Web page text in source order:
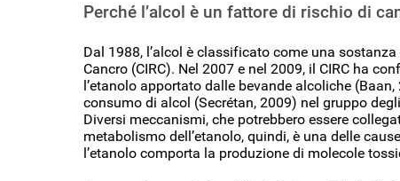
Perché l’alcol è un fattore di rischio di
Dal 1988, l’alcol è classificato come una
Cancro (CIRC). Nel 2007 e nel 2009, il CIRC ha
l’etanolo apportato dalle bevande alcoliche
consumo di alcol (Secrétan, 2009) nel gruppo
Diversi meccanismi, che potrebbero essere
metabolismo dell’etanolo, quindi, è una delle
l’etanolo comporta la produzione di molecole